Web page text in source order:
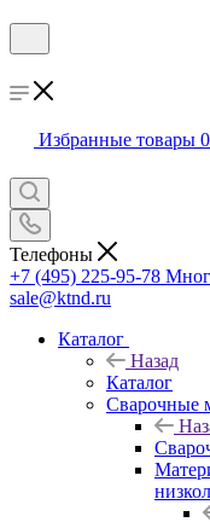
Избранные товары 0
Телефоны
+7 (495) 225-95-78
sale@ktnd.ru
Каталог
Назад
Каталог
Сварочные